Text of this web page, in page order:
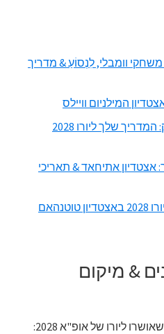
- משחקי וומבלי, לִנְסוֹעַ & מדריך
יוֹרוֹ 2028 כרטיסים וילה פארק: המדריך שלך ליורו 2028
אצטדיון אתיחאד & תאריכי
יוֹרוֹ 2028 כרטיסים לספרס - יורו 2028 באצטדיון טוטנהאם
& מיקום
ליורו של אופ"א 2028: